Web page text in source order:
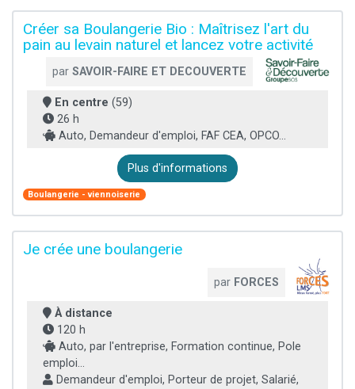
Créer sa Boulangerie Bio : Maîtrisez l'art du
pain au levain naturel et lancez votre activité
par SAVOIR-FAIRE ET DECOUVERTE
En centre (59)
26 h
Auto, Demandeur d'emploi, FAF CEA, OPCO...
Plus d'informations
Boulangerie - viennoiserie
Je crée une boulangerie
par FORCES
À distance
120 h
Auto, par l'entreprise, Formation continue, Pole
emploi...
Demandeur d'emploi, Porteur de projet, Salarié,